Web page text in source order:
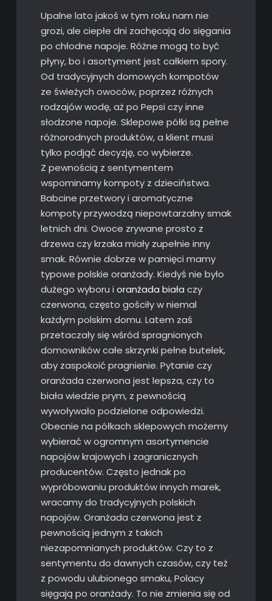
Upalne lato jakoś w tym roku nam nie
grozi, ale ciepłe dni zachęcają do sięgania
po chłodne napoje. Różne mogą to być
płyny, bo i asortyment jest całkiem spory.
Od tradycyjnych domowych kompotów
ze świeżych owoców, poprzez różnych
rodzajów wodę, aż po Pepsi czy inne
słodzone napoje. Sklepowe półki są pełne
różnorodnych produktów, a klient musi
tylko podjąć decyzję, co wybierze.
Z pewnością z sentymentem
wspominamy kompoty z dzieciństwa.
Babcine przetwory i aromatyczne
kompoty przywodzą niepowtarzalny smak
letnich dni. Owoce zrywane prosto z
drzewa czy krzaka miały zupełnie inny
smak. Równie dobrze w pamięci mamy
typowe polskie oranżady. Kiedyś nie było
dużego wyboru i oranżada biała czy
czerwona, często gościły w niemal
każdym polskim domu. Latem zaś
przetaczały się wśród spragnionych
domowników całe skrzynki pełne butelek,
aby zaspokoić pragnienie. Pytanie czy
oranżada czerwona jest lepsza, czy to
biała wiedzie prym, z pewnością
wywoływało podzielone odpowiedzi.
Obecnie na półkach sklepowych możemy
wybierać w ogromnym asortymencie
napojów krajowych i zagranicznych
producentów. Często jednak po
wypróbowaniu produktów innych marek,
wracamy do tradycyjnych polskich
napojów. Oranżada czerwona jest z
pewnością jednym z takich
niezapomnianych produktów. Czy to z
sentymentu do dawnych czasów, czy też
z powodu ulubionego smaku, Polacy
sięgają po oranżady. To nie zmienia się od